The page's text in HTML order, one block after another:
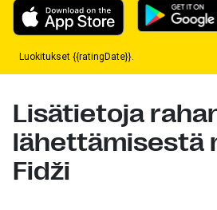
Luokitukset {{ratingDate}}.
Lisätietoja
lähettämisestä
Fidži